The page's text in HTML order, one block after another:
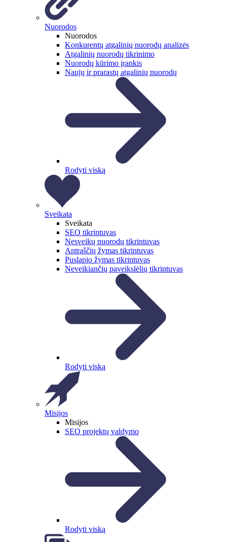
Nuorodos
Nuorodos
Konkurentų atgalinių nuorodų analizės
Atgalinių nuorodų tikrinimo
Nuorodų kūrimo įrankis
Naujų ir prarastų atgalinių nuorodų
Rodyti viską
Sveikata
Sveikata
SEO tikrintuvas
Nesveikų nuorodų tikrintuvas
Antraščių žymas tikrintuvas
Puslapio žymas tikrintuvas
Neveikiančių paveikslėlių tikrintuvas
Rodyti viską
Misijos
Misijos
SEO projektų valdymo
Rodyti viską